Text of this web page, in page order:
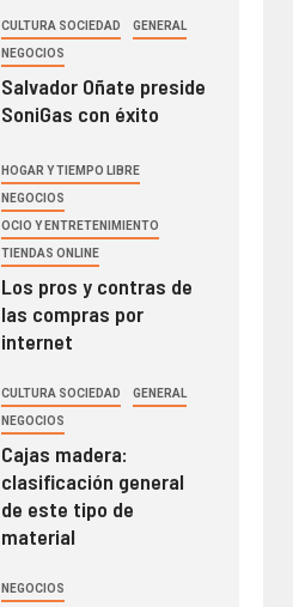
CULTURA SOCIEDAD GENERAL
NEGOCIOS
Salvador Oñate preside
SoniGas con éxito
HOGAR Y TIEMPO LIBRE
NEGOCIOS
OCIO Y ENTRETENIMIENTO
TIENDAS ONLINE
Los pros y contras de
las compras por
internet
CULTURA SOCIEDAD GENERAL
NEGOCIOS
Cajas madera:
clasificación general
de este tipo de
material
NEGOCIOS